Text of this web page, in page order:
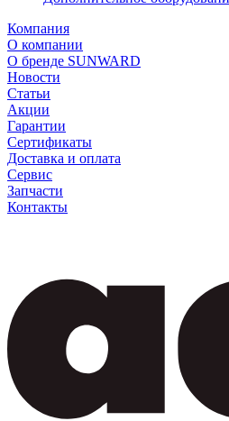
Компания
О компании
О бренде SUNWARD
Новости
Статьи
Акции
Гарантии
Сертификаты
Доставка и оплата
Сервис
Запчасти
Контакты